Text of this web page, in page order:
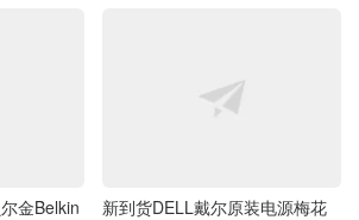
板原装
尾电源适配器折叠插头二叉可折